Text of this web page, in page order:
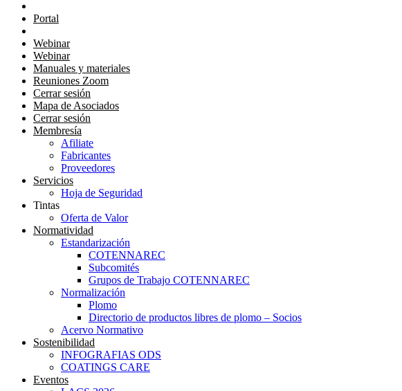
Portal
Webinar
Webinar
Manuales y materiales
Reuniones Zoom
Cerrar sesión
Mapa de Asociados
Cerrar sesión
Membresía
Afiliate
Fabricantes
Proveedores
Servicios
Hoja de Seguridad
Tintas
Oferta de Valor
Normatividad
Estandarización
COTENNAREC
Subcomités
Grupos de Trabajo COTENNAREC
Normalización
Plomo
Directorio de productos libres de plomo – Socios
Acervo Normativo
Sostenibilidad
INFOGRAFIAS ODS
COATINGS CARE
Eventos